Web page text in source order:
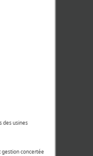
des usines
gestion concertée